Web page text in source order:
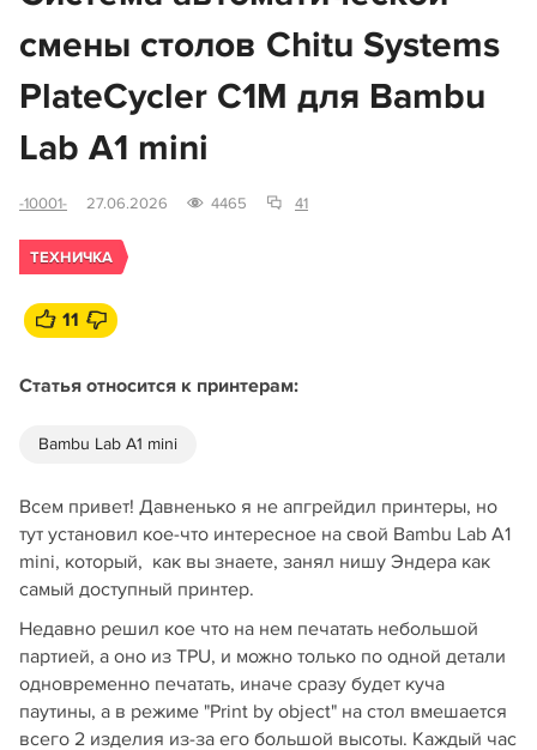
смены столов Chitu Systems
PlateCycler C1M для Bambu
Lab A1 mini
-10001- 27.06.2026 4465 41
ТЕХНИЧКА
11
Статья относится к принтерам:
Bambu Lab A1 mini
Всем привет! Давненько я не апгрейдил принтеры, но
тут установил кое-что интересное на свой Bambu Lab A1
mini, который, как вы знаете, занял нишу Эндера как
самый доступный принтер.
Недавно решил кое что на нем печатать небольшой
партией, а оно из TPU, и можно только по одной детали
одновременно печатать, иначе сразу будет куча
паутины, а в режиме "Print by object" на стол вмешается
всего 2 изделия из-за его большой высоты. Каждый час